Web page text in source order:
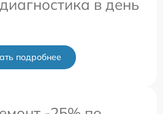
в день
подробнее